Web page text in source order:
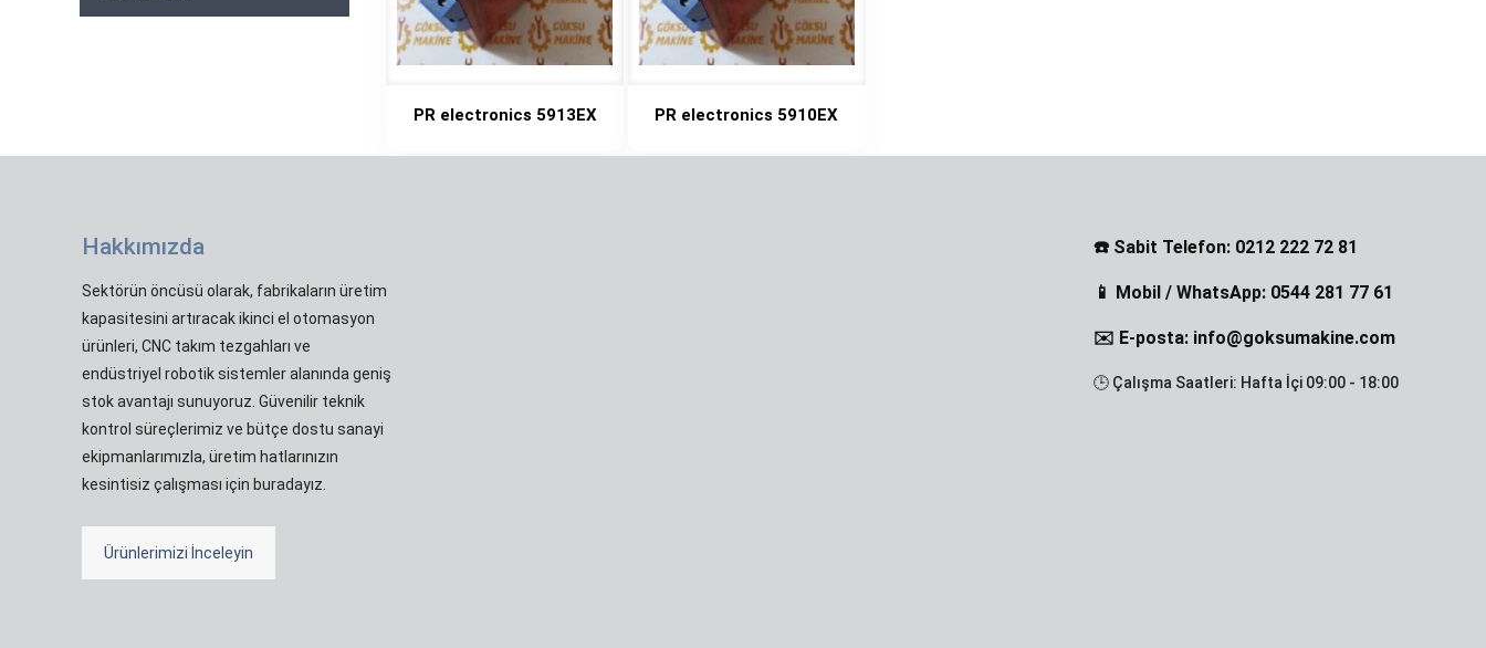
PR electronics 5913EX PR electronics 5910EX
Hakkımızda
Sektörün öncüsü olarak, fabrikaların üretim
kapasitesini artıracak ikinci el otomasyon
ürünleri, CNC takım tezgahları ve
endüstriyel robotik sistemler alanında geniş
stok avantajı sunuyoruz. Güvenilir teknik
kontrol süreçlerimiz ve bütçe dostu sanayi
ekipmanlarımızla, üretim hatlarınızın
kesintisiz çalışması için buradayız.
Ürünlerimizi İnceleyin
☎️ Sabit Telefon: 0212 222 72 81
📱 Mobil / WhatsApp: 0544 281 77 61
✉️ E-posta: info@goksumakine.com
🕒 Çalışma Saatleri: Hafta İçi 09:00 - 18:00